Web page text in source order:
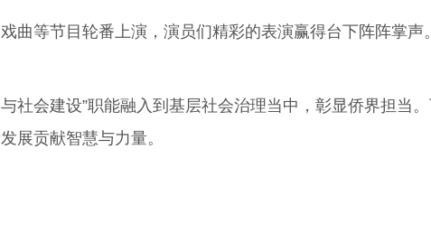
等节目轮番上演，演员们精彩的表演赢得台下阵阵掌声
会建设”职能融入到基层社会治理当中，彰显侨界担当
展贡献智慧与力量。